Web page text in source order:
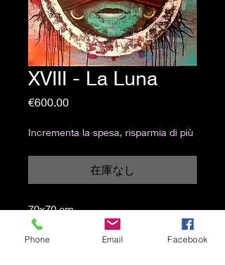
XVIII - La Luna
€600.00価
Incrementa la spesa, risparmia di più
在庫なし
70x70 cm
Acrilico e spray su tela
Phone Email Facebook